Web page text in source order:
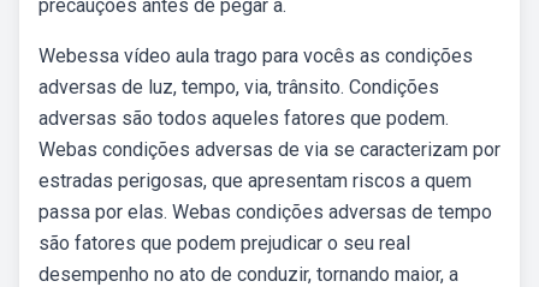
precauções antes de pegar a.
Webessa vídeo aula trago para vocês as condições
adversas de luz, tempo, via, trânsito. Condições
adversas são todos aqueles fatores que podem.
Webas condições adversas de via se caracterizam por
estradas perigosas, que apresentam riscos a quem
passa por elas. Webas condições adversas de tempo
são fatores que podem prejudicar o seu real
desempenho no ato de conduzir, tornando maior, a